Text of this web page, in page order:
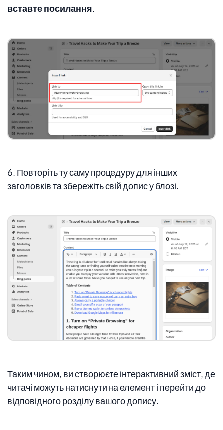
вставте посилання.
6. Повторіть ту саму процедуру для інших
заголовків та збережіть свій допис у блозі.
Таким чином, ви створюєте інтерактивний зміст, де
читачі можуть натиснути на елемент і перейти до
відповідного розділу вашого допису.